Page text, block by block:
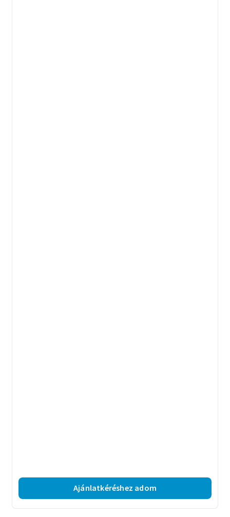
Ajánlatkéréshez adom